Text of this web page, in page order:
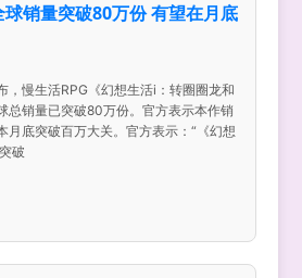
球销量突破80万份 有望在月底
，慢生活RPG《幻想生活i：转圈圈龙和
总销量已突破80万份。官方表示本作销
月底突破百万大关。官方表示：“《幻想
破